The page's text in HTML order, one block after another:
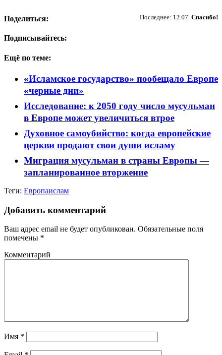
Последнее: 12.07. Спасибо!
Поделиться:
Подписывайтесь:
Ещё по теме:
«Исламское государство» пообещало Европе
«черные дни»
Исследование: к 2050 году число мусульман
в Европе может увеличиться втрое
Духовное самоубийство: когда европейские
церкви продают свои души исламу
Миграция мусульман в страны Европы —
запланированное вторжение
Теги: Европаислам
Добавить комментарий
Ваш адрес email не будет опубликован. Обязательные поля
помечены *
Комментарий
Имя *